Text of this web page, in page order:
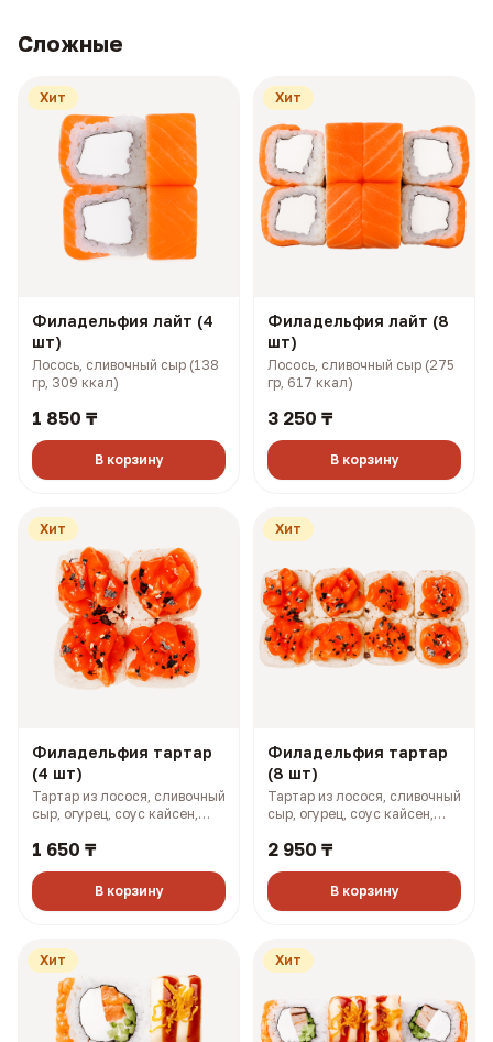
Сложные
Хит
Филадельфия лайт (4
шт)
Лосось, сливочный сыр (138
гр, 309 ккал)
1 850 ₸
В корзину
Хит
Филадельфия лайт (8
шт)
Лосось, сливочный сыр (275
гр, 617 ккал)
3 250 ₸
В корзину
Хит
Филадельфия тартар
(4 шт)
Тартар из лосося, сливочный
сыр, огурец, соус кайсен,
1 650 ₸
В корзину
Хит
Филадельфия тартар
(8 шт)
Тартар из лосося, сливочный
сыр, огурец, соус кайсен,
2 950 ₸
В корзину
Хит Хит